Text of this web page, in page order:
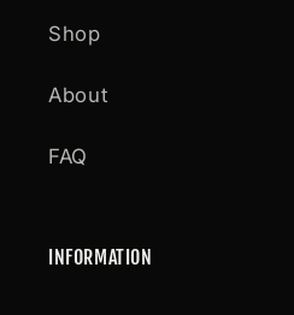
Shop
About
FAQ
INFORMATION